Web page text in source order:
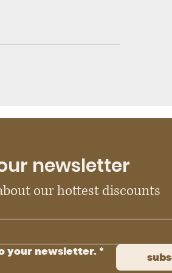
newsletter
our hottest discounts
your newsletter. *